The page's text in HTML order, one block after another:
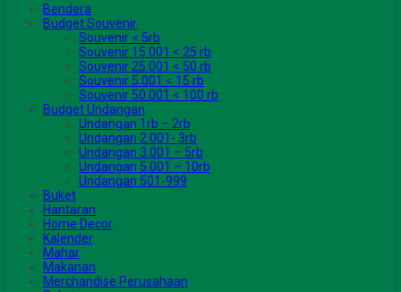
Bendera
Budget Souvenir
Souvenir < 5rb
Souvenir 15.001 < 25 rb
Souvenir 25.001 < 50 rb
Souvenir 5.001 < 15 rb
Souvenir 50.001 < 100 rb
Budget Undangan
Undangan 1rb – 2rb
Undangan 2.001- 3rb
Undangan 3.001 – 5rb
Undangan 5.001 – 10rb
Undangan 501-999
Buket
Hantaran
Home Decor
Kalender
Mahar
Makanan
Merchandise Perusahaan